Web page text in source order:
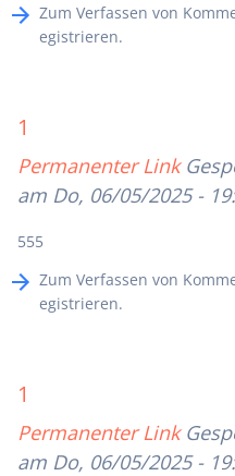
Zum Verfassen von
egistrieren.
1
Permanenter Link
am Do, 06/05/2025 -
555
Zum Verfassen von
egistrieren.
1
Permanenter Link
am Do, 06/05/2025 -